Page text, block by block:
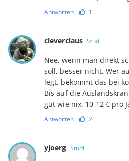
Antworten 1
cleverclaus Studi
Nee, wenn man direkt
soll, besser nicht. Wer
legt, bekommt das bei
Bis auf die
gut wie nix. 10-12 € pro
Antworten 2
yjoerg Studi